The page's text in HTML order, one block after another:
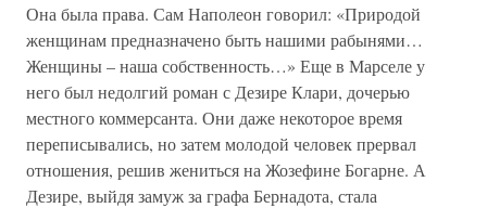
Она была права. Сам Наполеон говорил: «Природой
женщинам предназначено быть нашими рабынями…
Женщины – наша собственность…» Еще в Марселе у
него был недолгий роман с Дезире Клари, дочерью
местного коммерсанта. Они даже некоторое время
переписывались, но затем молодой человек прервал
отношения, решив жениться на Жозефине Богарне. А
Дезире, выйдя замуж за графа Бернадота, стала